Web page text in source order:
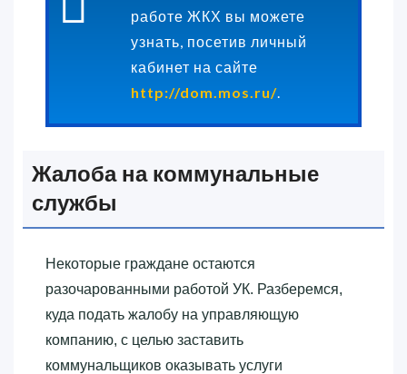
работе ЖКХ вы можете
узнать, посетив личный
кабинет на сайте
http://dom.mos.ru/
Жалоба на коммунальные
службы
Некоторые граждане остаются
разочарованными работой УК. Разберемся,
куда подать жалобу на управляющую
компанию, с целью заставить
коммунальщиков оказывать услуги